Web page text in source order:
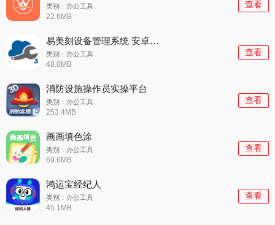
类别：办公工具
22.6MB
查看
易美刻设备管理系统 安卓版v3.4.2
类别：办公工具
48.0MB
查看
消防设施操作员实操平台
类别：办公工具
253.4MB
查看
画画填色涂
类别：办公工具
69.6MB
查看
鸿运宝经纪人
类别：办公工具
45.1MB
查看